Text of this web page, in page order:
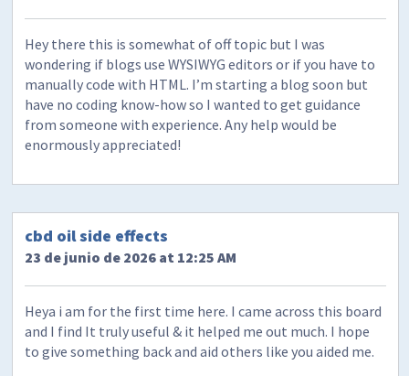
Hey there this is somewhat of off topic but I was
wondering if blogs use WYSIWYG editors or if you have to
manually code with HTML. I’m starting a blog soon but
have no coding know-how so I wanted to get guidance
from someone with experience. Any help would be
enormously appreciated!
cbd oil side effects
23 de junio de 2026 at 12:25 AM
Heya i am for the first time here. I came across this board
and I find It truly useful & it helped me out much. I hope
to give something back and aid others like you aided me.